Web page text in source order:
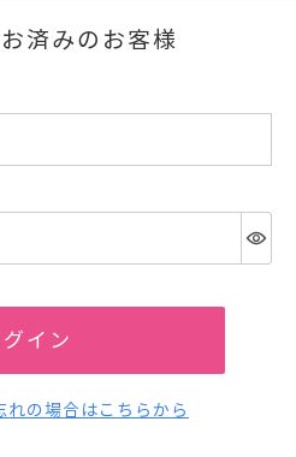
済みのお客様
グイン
れの場合はこちらから